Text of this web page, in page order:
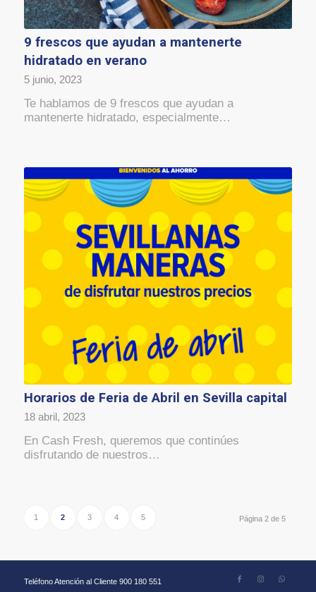
9 frescos que ayudan a mantenerte
hidratado en verano
5 junio, 2023
Te hablamos de 9 frescos que ayudan a
mantenerte hidratado, especialmente…
Horarios de Feria de Abril en Sevilla capital
18 abril, 2023
En Cash Fresh, queremos que continúes
disfrutando de nuestros…
Página 2 de 5
1 2 3 4 5
Teléfono Atención al Cliente 900 180 551